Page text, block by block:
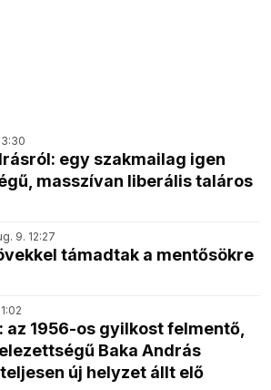
egy szakmailag igen
masszívan liberális taláros
9. 12:27
támadtak a mentősökre
az 1956-os gyilkost felmentő,
Baka András
új helyzet állt elő